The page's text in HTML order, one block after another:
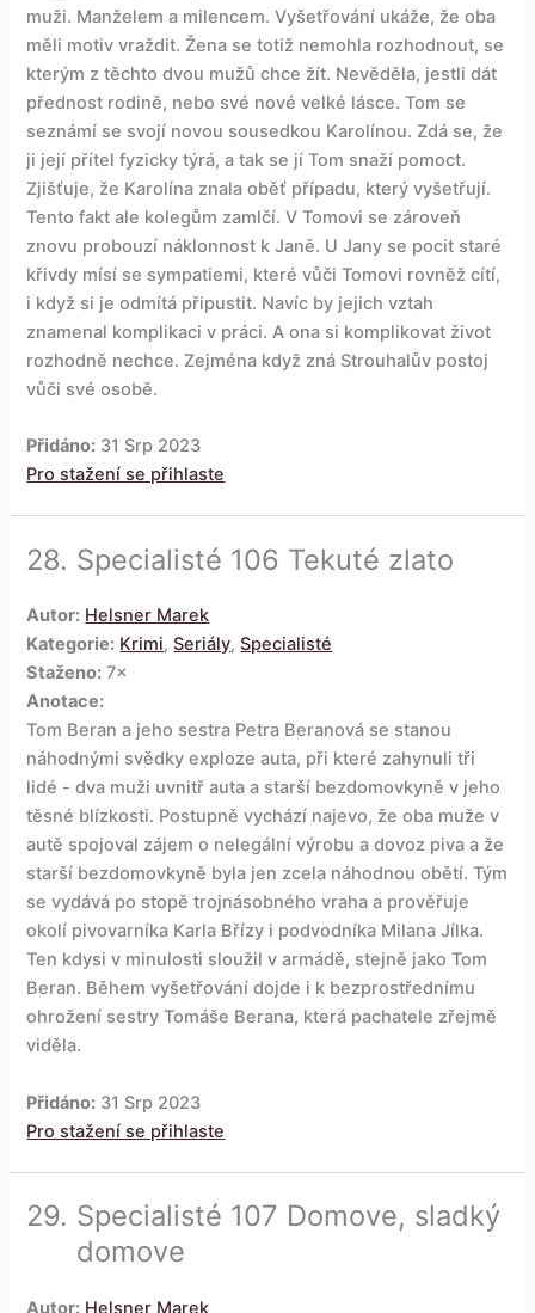
muži. Manželem a milencem. Vyšetřování ukáže, že oba
měli motiv vraždit. Žena se totiž nemohla rozhodnout, se
kterým z těchto dvou mužů chce žít. Nevěděla, jestli dát
přednost rodině, nebo své nové velké lásce. Tom se
seznámí se svojí novou sousedkou Karolínou. Zdá se, že
ji její přítel fyzicky týrá, a tak se jí Tom snaží pomoct.
Zjišťuje, že Karolína znala oběť případu, který vyšetřují.
Tento fakt ale kolegům zamlčí. V Tomovi se zároveň
znovu probouzí náklonnost k Janě. U Jany se pocit staré
křivdy mísí se sympatiemi, které vůči Tomovi rovněž cítí,
i když si je odmítá připustit. Navíc by jejich vztah
znamenal komplikaci v práci. A ona si komplikovat život
rozhodně nechce. Zejména když zná Strouhalův postoj
vůči své osobě.
Přidáno: 31 Srp 2023
Pro stažení se přihlaste
28. Specialisté 106 Tekuté zlato
Autor: Helsner Marek
Kategorie: Krimi,Seriály,Specialisté
Staženo: 7×
Anotace:
Tom Beran a jeho sestra Petra Beranová se stanou
náhodnými svědky exploze auta, při které zahynuli tři
lidé - dva muži uvnitř auta a starší bezdomovkyně v jeho
těsné blízkosti. Postupně vychází najevo, že oba muže v
autě spojoval zájem o nelegální výrobu a dovoz piva a že
starší bezdomovkyně byla jen zcela náhodnou obětí. Tým
se vydává po stopě trojnásobného vraha a prověřuje
okolí pivovarníka Karla Břízy i podvodníka Milana Jílka.
Ten kdysi v minulosti sloužil v armádě, stejně jako Tom
Beran. Během vyšetřování dojde i k bezprostřednímu
ohrožení sestry Tomáše Berana, která pachatele zřejmě
viděla.
Přidáno: 31 Srp 2023
Pro stažení se přihlaste
29. Specialisté 107 Domove, sladký
domove
Autor: Helsner Marek